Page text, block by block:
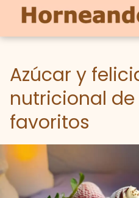
Azúcar y
nutricional
favoritos